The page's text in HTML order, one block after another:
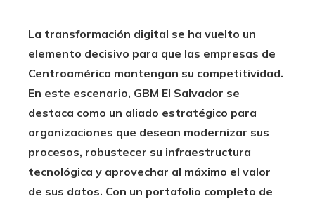
La transformación digital se ha vuelto un
elemento decisivo para que las empresas de
Centroamérica mantengan su competitividad.
En este escenario, GBM El Salvador se
destaca como un aliado estratégico para
organizaciones que desean modernizar sus
procesos, robustecer su infraestructura
tecnológica y aprovechar al máximo el valor
de sus datos. Con un portafolio completo de